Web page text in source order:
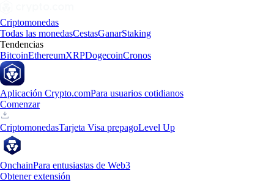
Criptomonedas
Todas las monedasCestasGanarStaking
Tendencias
BitcoinEthereumXRPDogecoinCronos
Aplicación Crypto.comPara usuarios cotidianos
Comenzar
CriptomonedasTarjeta Visa prepagoLevel Up
OnchainPara entusiastas de Web3
Obtener extensión